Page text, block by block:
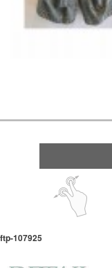
ftp-107925